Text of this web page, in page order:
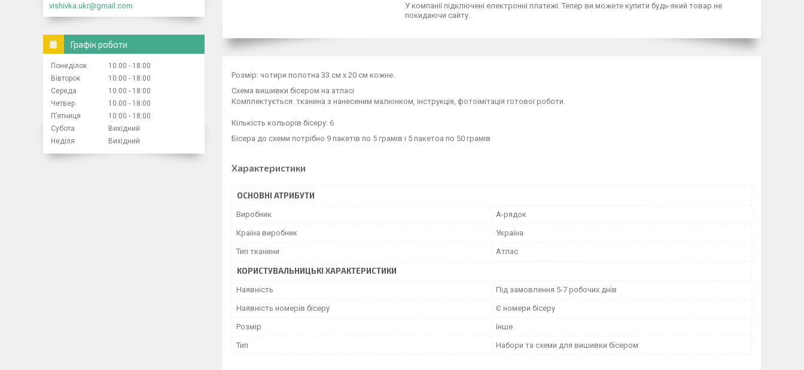
У компанії підключені електронні платежі. Тепер ви можете купити будь-який товар не
покидаючи сайту.
Розмір: чотири полотна 33 см х 20 см кожне.
Схема вишивки бісером на атласі
Комплектується: тканина з нанесеним малюнком, інструкція, фотоімітація готової роботи.
Кількість кольорів бісеру: 6
Бісера до схеми потрібно 9 пакетів по 5 грамів і 5 пакетоа по 50 грамів
Характеристики
ОСНОВНІ АТРИБУТИ
Виробник А-рядок
Країна виробник Україна
Тип тканини Атлас
КОРИСТУВАЛЬНИЦЬКІ ХАРАКТЕРИСТИКИ
Наявність Під замовлення 5-7 робочих днів
Наявність номерів бісеру Є номери бісеру
Розмір Інше
Тип Набори та схеми для вишивки бісером
vishivka.ukr@gmail.com
Графік роботи
Понеділок 10:00
18:00
Вівторок
10:00
18:00
Середа
10:00
18:00
Четвер
10:00
18:00
Пʼятниця
10:00
18:00
Субота
Вихідний
Неділя
Вихідний